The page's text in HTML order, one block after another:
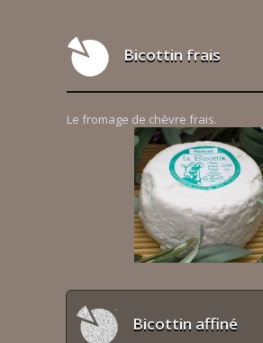
Bicottin frais
Le fromage de chèvre frais.
Bicottin affiné